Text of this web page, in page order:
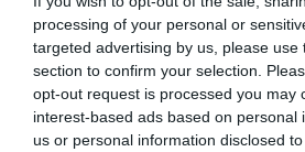
processing of your personal or
targeted advertising by us, please use
section to confirm your selection.
opt-out request is processed you may
interest-based ads based on personal
us or personal information disclosed
ενώ σχεδίαζε ένα ντίσκο
ενθουσιάστηκε με τη σκέψη
κορίτσια να χορεύουν με τη
χόρευε και εκείνη μαζί τους.